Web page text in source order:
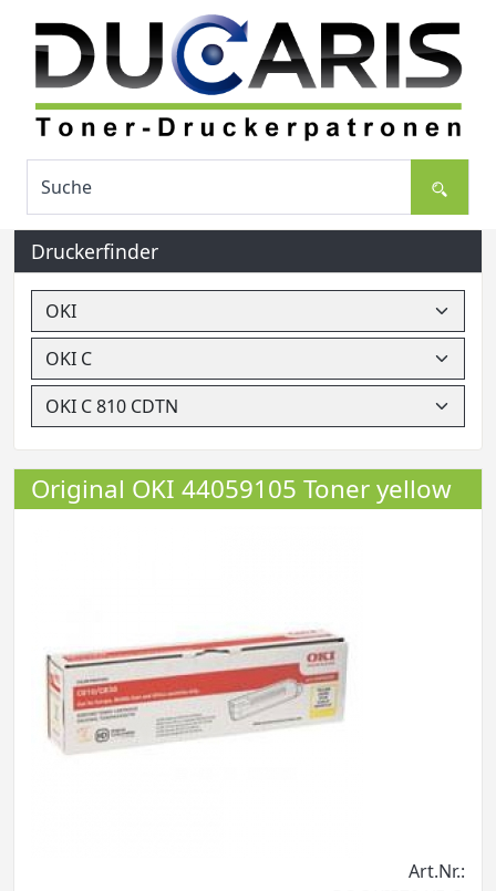
Druckerfinder
Original OKI 44059105 Toner yellow
Art.Nr.: